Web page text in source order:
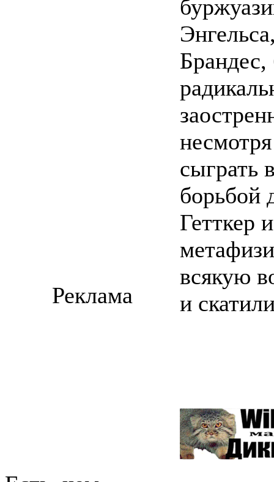
Брандес,
сыграть
борьбой
Гетткер
всякую
и
Реклама